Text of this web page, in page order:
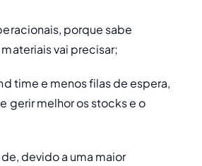
porque sabe
vai precisar;
time e menos filas de espera,
gerir melhor os stocks e o
mais produtividade, devido a uma maior